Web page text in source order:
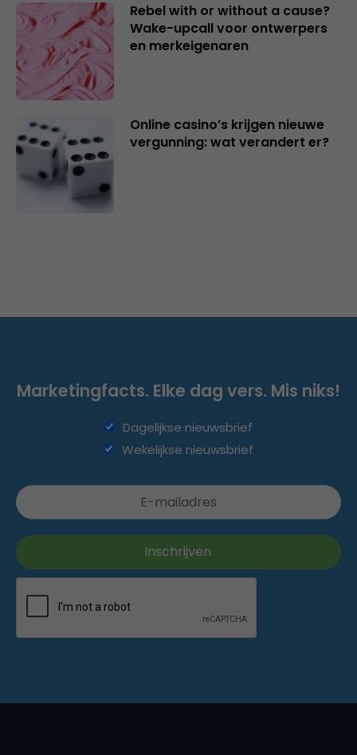
Rebel with or without a cause?
Wake-upcall voor ontwerpers
en merkeigenaren
Online casino’s krijgen nieuwe
vergunning: wat verandert er?
Marketingfacts. Elke dag vers. Mis niks!
Dagelijkse nieuwsbrief
Wekelijkse nieuwsbrief